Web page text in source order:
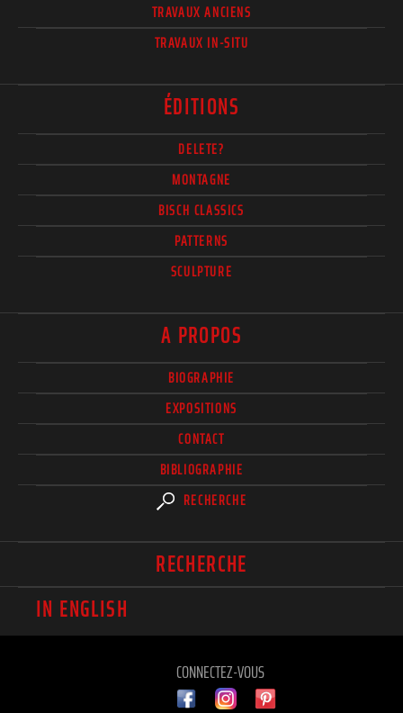
TRAVAUX ANCIENS
TRAVAUX IN-SITU
ÉDITIONS
DELETE?
MONTAGNE
BISCH CLASSICS
PATTERNS
SCULPTURE
A PROPOS
BIOGRAPHIE
EXPOSITIONS
CONTACT
BIBLIOGRAPHIE
RECHERCHE
RECHERCHE
IN ENGLISH
CONNECTEZ-VOUS